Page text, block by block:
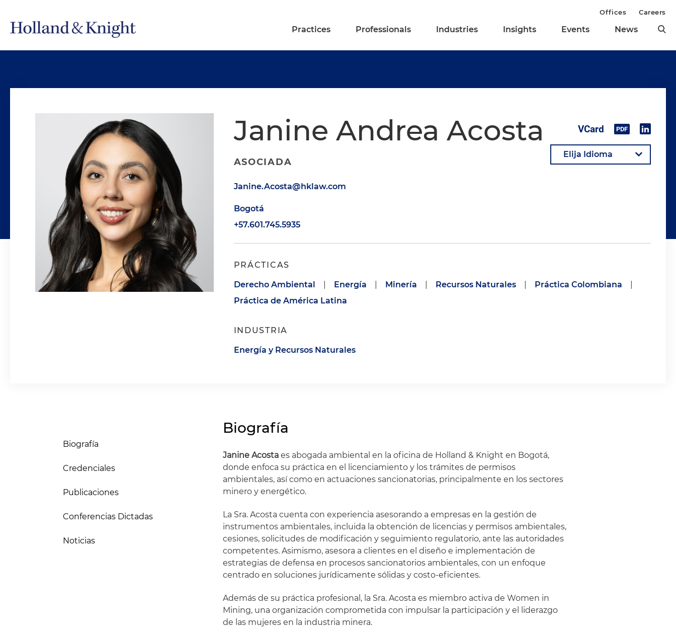
Practices Professionals Industries Insights Events News
Offices Careers
Janine Andrea Acosta
ASOCIADA
Janine.Acosta@hklaw.com
Bogotá
+57.601.745.5935
PRÁCTICAS
Derecho Ambiental Energía Minería Recursos Naturales Práctica Colombiana
Práctica de América Latina
INDUSTRIA
Energía y Recursos Naturales
Biografía
Credenciales
Publicaciones
Conferencias Dictadas
Noticias
Biografía
Janine Acosta es abogada ambiental en la oficina de Holland & Knight en Bogotá,
donde enfoca su práctica en el licenciamiento y los trámites de permisos
ambientales, así como en actuaciones sancionatorias, principalmente en los sectores
minero y energético.
La Sra. Acosta cuenta con experiencia asesorando a empresas en la gestión de
instrumentos ambientales, incluida la obtención de licencias y permisos ambientales,
cesiones, solicitudes de modificación y seguimiento regulatorio, ante las autoridades
competentes. Asimismo, asesora a clientes en el diseño e implementación de
estrategias de defensa en procesos sancionatorios ambientales, con un enfoque
centrado en soluciones jurídicamente sólidas y costo-eficientes.
Además de su práctica profesional, la Sra. Acosta es miembro activa de Women in
Mining, una organización comprometida con impulsar la participación y el liderazgo
de las mujeres en la industria minera.